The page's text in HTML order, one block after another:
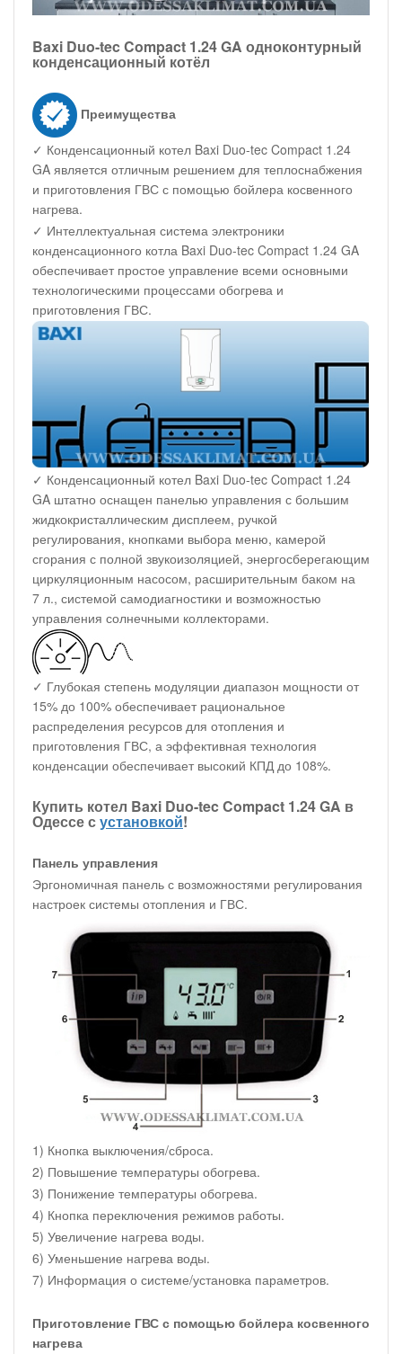
Baxi Duo-tec Compact 1.24 GA одноконтурный
конденсационный котёл
Преимущества
✓ Конденсационный котел Baxi Duo-tec Compact 1.24
GA является отличным решением для теплоснабжения
и приготовления ГВС с помощью бойлера косвенного
нагрева.
✓ Интеллектуальная система электроники
конденсационного котла Baxi Duo-tec Compact 1.24 GA
обеспечивает простое управление всеми основными
технологическими процессами обогрева и
приготовления ГВС.
✓ Конденсационный котел Baxi Duo-tec Compact 1.24
GA штатно оснащен панелью управления с большим
жидкокристаллическим дисплеем, ручкой
регулирования, кнопками выбора меню, камерой
сгорания с полной звукоизоляцией, энергосберегающим
циркуляционным насосом, расширительным баком на
7 л., системой самодиагностики и возможностью
управления солнечными коллекторами.
✓ Глубокая степень модуляции диапазон мощности от
15% до 100% обеспечивает рациональное
распределения ресурсов для отопления и
приготовления ГВС, а эффективная технология
конденсации обеспечивает высокий КПД до 108%.
Купить котел Baxi Duo-tec Compact 1.24 GA в
Одессе сустановкой!
Панель управления
Эргономичная панель с возможностями регулирования
настроек системы отопления и ГВС.
1) Кнопка выключения/сброса.
2) Повышение температуры обогрева.
3) Понижение температуры обогрева.
4) Кнопка переключения режимов работы.
5) Увеличение нагрева воды.
6) Уменьшение нагрева воды.
7) Информация о системе/установка параметров.
Приготовление ГВС с помощью бойлера косвенного
нагрева